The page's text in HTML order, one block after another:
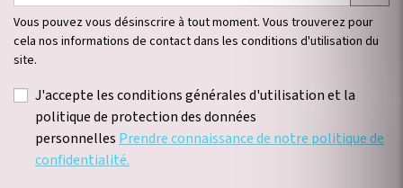
Vous pouvez vous désinscrire à tout moment. Vous trouverez pour
cela nos informations de contact dans les conditions d'utilisation du
site.
J'accepte les conditions générales d'utilisation et la
politique de protection des données
personnelles Prendre connaissance de notre politique de
confidentialité.